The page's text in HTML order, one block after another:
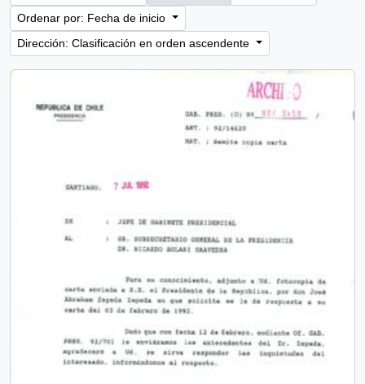
Ordenar por: Fecha de inicio
Dirección: Clasificación en orden ascendente